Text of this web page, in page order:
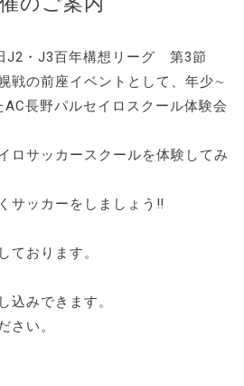
J2・J3百年構想リーグ 第3節
戦の前座イベントとして、年少∼
長野パルセイロスクール体験会
ロサッカースクールを体験してみ
サッカーをしましょう‼
ております。
込みできます。
さい。